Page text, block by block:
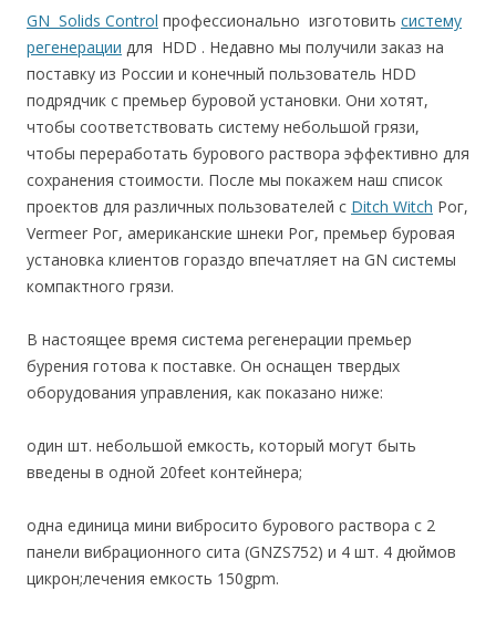
GN Solids Control профессионально изготовить систему
регенерации для HDD . Недавно мы получили заказ на
поставку из России и конечный пользователь HDD
подрядчик с премьер буровой установки. Они хотят,
чтобы соответствовать систему небольшой грязи,
чтобы переработать бурового раствора эффективно для
сохранения стоимости. После мы покажем наш список
проектов для различных пользователей с Ditch Witch Рог,
Vermeer Рог, американские шнеки Рог, премьер буровая
установка клиентов гораздо впечатляет на GN системы
компактного грязи.
В настоящее время система регенерации премьер
бурения готова к поставке. Он оснащен твердых
оборудования управления, как показано ниже:
один шт. небольшой емкость, который могут быть
введены в одной 20feet контейнера;
одна единица мини вибросито бурового раствора с 2
панели вибрационного сита (GNZS752) и 4 шт. 4 дюймов
цикрон;лечения емкость 150gpm.